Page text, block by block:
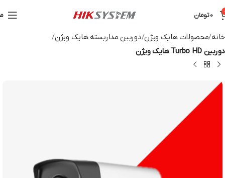
0تومان
خانه محصولات هایک ویژن دوربین مداربسته هایک ویژن
دوربین Turbo HD هایک ویژن